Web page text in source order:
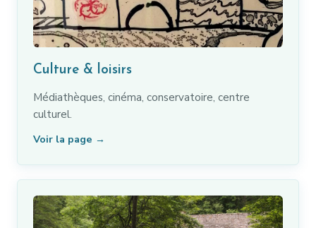
Culture & loisirs
Médiathèques, cinéma, conservatoire, centre
culturel.
Voir la page →